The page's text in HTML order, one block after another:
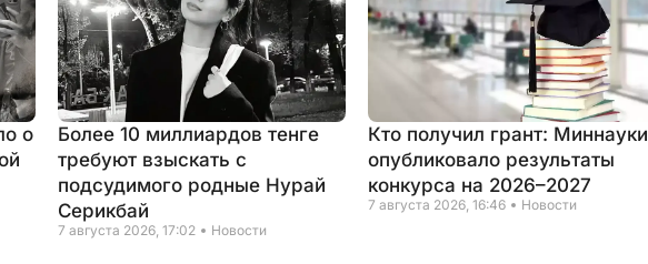
о
Более 10 миллиардов тенге
требуют взыскать с
подсудимого родные Нурай
Серикбай
7 августа 2026, 17:02 Новости
Кто получил грант: Миннауки
опубликовало результаты
конкурса на 2026–2027
7 августа 2026, 16:46 Новости